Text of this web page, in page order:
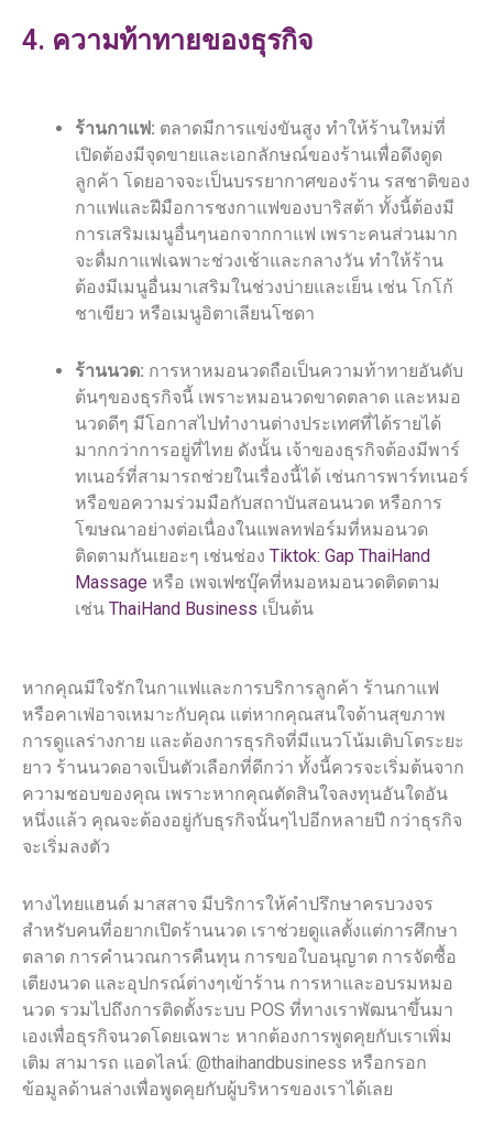
4. ความท้าทายของธุรกิจ
ร้านกาแฟ: ตลาดมีการแข่งขันสูง ทำให้ร้านใหม่ที่
เปิดต้องมีจุดขายและเอกลักษณ์ของร้านเพื่อดึงดูด
ลูกค้า โดยอาจจะเป็นบรรยากาศของร้าน รสชาติของ
กาแฟและฝีมือการชงกาแฟของบาริสต้า ทั้งนี้ต้องมี
การเสริมเมนูอื่นๆนอกจากกาแฟ เพราะคนส่วนมาก
จะดื่มกาแฟเฉพาะช่วงเช้าและกลางวัน ทำให้ร้าน
ต้องมีเมนูอื่นมาเสริมในช่วงบ่ายและเย็น เช่น โกโก้
ชาเขียว หรือเมนูอิตาเลียนโซดา
ร้านนวด: การหาหมอนวดถือเป็นความท้าทายอันดับ
ต้นๆของธุรกิจนี้ เพราะหมอนวดขาดตลาด และหมอ
นวดดีๆ มีโอกาสไปทำงานต่างประเทศที่ได้รายได้
มากกว่าการอยู่ที่ไทย ดังนั้น เจ้าของธุรกิจต้องมีพาร์
ทเนอร์ที่สามารถช่วยในเรื่องนี้ได้ เช่นการพาร์ทเนอร์
หรือขอความร่วมมือกับสถาบันสอนนวด หรือการ
โฆษณาอย่างต่อเนื่องในแพลทฟอร์มที่หมอนวด
ติดตามกันเยอะๆ เช่นช่อง Tiktok: Gap ThaiHand
Massage หรือ เพจเฟซบุ๊คที่หมอหมอนวดติดตาม
เช่น ThaiHand Business เป็นต้น
หากคุณมีใจรักในกาแฟและการบริการลูกค้า ร้านกาแฟ
หรือคาเฟ่อาจเหมาะกับคุณ แต่หากคุณสนใจด้านสุขภาพ
การดูแลร่างกาย และต้องการธุรกิจที่มีแนวโน้มเติบโตระยะ
ยาว ร้านนวดอาจเป็นตัวเลือกที่ดีกว่า ทั้งนี้ควรจะเริ่มต้นจาก
ความชอบของคุณ เพราะหากคุณตัดสินใจลงทุนอันใดอัน
หนึ่งแล้ว คุณจะต้องอยู่กับธุรกิจนั้นๆไปอีกหลายปี กว่าธุรกิจ
จะเริ่มลงตัว
ทางไทยแฮนด์ มาสสาจ มีบริการให้คำปรึกษาครบวงจร
สำหรับคนที่อยากเปิดร้านนวด เราช่วยดูแลตั้งแต่การศึกษา
ตลาด การคำนวณการคืนทุน การขอใบอนุญาต การจัดซื้อ
เตียงนวด และอุปกรณ์ต่างๆเข้าร้าน การหาและอบรมหมอ
นวด รวมไปถึงการติดตั้งระบบ POS ที่ทางเราพัฒนาขึ้นมา
เองเพื่อธุรกิจนวดโดยเฉพาะ หากต้องการพูดคุยกับเราเพิ่ม
เติม สามารถ แอดไลน์: @thaihandbusiness หรือกรอก
ข้อมูลด้านล่างเพื่อพูดคุยกับผู้บริหารของเราได้เลย